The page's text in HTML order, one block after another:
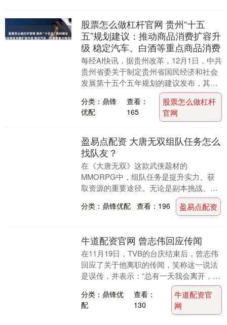
股票怎么做杠杆官网 贵州“十五
五”规划建议：推动商品消费扩容升
级 稳定汽车、白酒等重点商品消费
每经AI快讯，据贵州改革，12月1日，中共
贵州省委关于制定贵州省国民经济和社会
发展第十五个五年规划的建议发布，其中
提到，大力提振消费。深入实施提振消费
专项行动。....
分类：鼎锋
优配
查看：
165
股票怎么做杠杆
官网
盈易点配资 大唐无双组队任务怎么
找队友？
在《大唐无双》这款武侠题材的
MMORPG中，组队任务是提升实力、获
取资源的重要途径。无论是副本挑战、战
场对抗还是日常活动，强大的队友都能让
冒险事半功倍。本文将系....
分类：鼎锋优配 查看：196 盈易点配资
牛道配资官网 曾志伟回应传闻
在11月19日，TVB的台庆结束后，曾志伟
回应了关于他离职的传闻，笑称这一说法
是误传，并表示：“总有一天我会离开，但
不是现在，暂时并没有被炒鱿鱼，还是在
这个职位....
分类：鼎锋优
配
查看：
130
牛道配资官
网